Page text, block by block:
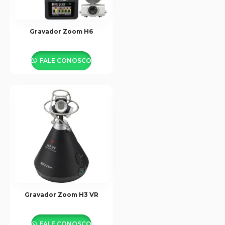
Gravador Zoom H6
FALE CONOSCO
Gravador Zoom H3 VR